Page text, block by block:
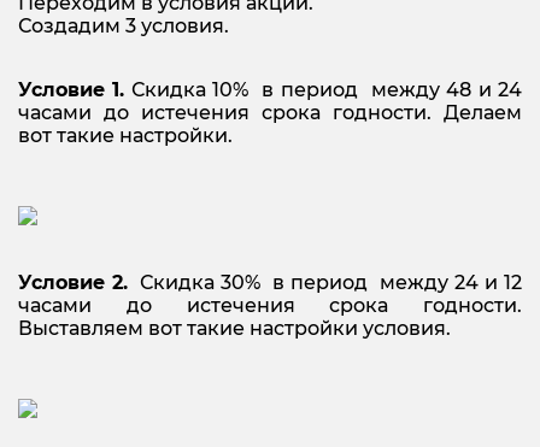
Создадим 3 условия.
Условие 1. Скидка 10% в период между 48 и 24
часами до истечения срока годности. Делаем
вот такие настройки.
Условие 2. Скидка 30% в период между 24 и 12
часами до истечения срока годности.
Выставляем вот такие настройки условия.